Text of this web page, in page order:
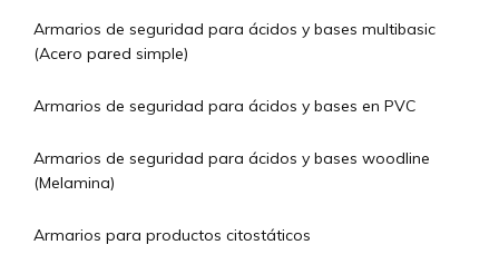
Armarios de seguridad para ácidos y bases multibasic
(Acero pared simple)
Armarios de seguridad para ácidos y bases en PVC
Armarios de seguridad para ácidos y bases woodline
(Melamina)
Armarios para productos citostáticos